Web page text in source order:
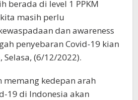
berada di level 1 PPKM
masih perlu
dan awareness
penyebaran Covid-19 kian
(6/12/2022).
memang kedepan arah
19 di Indonesia akan